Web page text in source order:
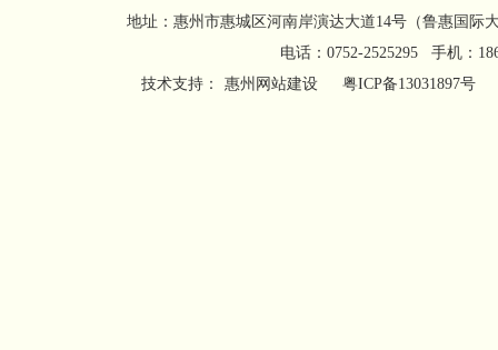
地址：惠州市惠城区河南岸演达大道14号（鲁惠国
电话：0752-2525295 手机：
技术支持：
惠州网站建设 粤ICP备13031897号